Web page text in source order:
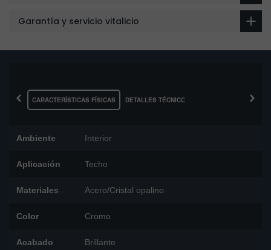
Garantía y servicio vitalicio
‹ CARACTERÍSTICAS FÍSICAS DETALLES TÉCNICOS ›
Ambiente Interior
Aplicación Techo
Materiales Acero/Cristal opalino
Color Cromo
Acabado Brillante